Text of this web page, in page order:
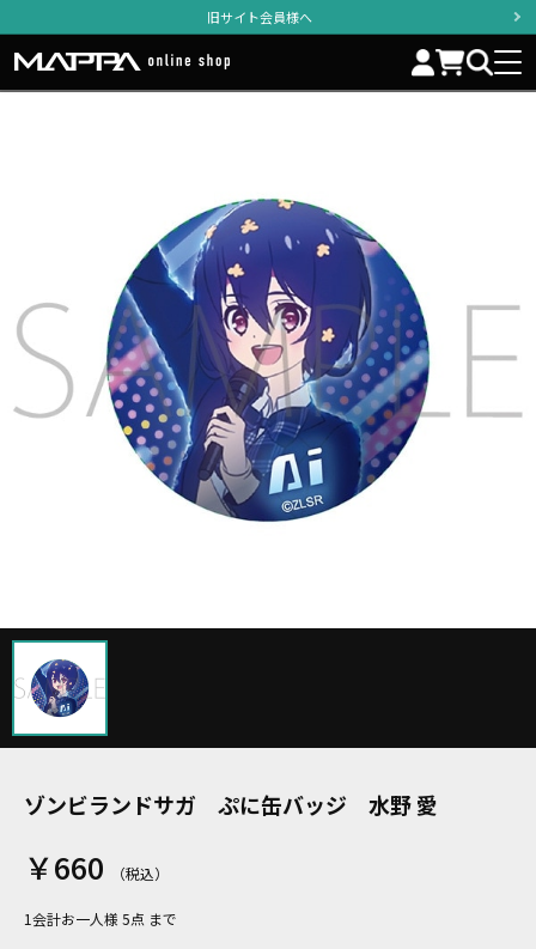
旧サイト会員様へ
ゾンビランドサガ ぷに缶バッジ 水野 愛
￥660
1会計お一人様 5点 まで